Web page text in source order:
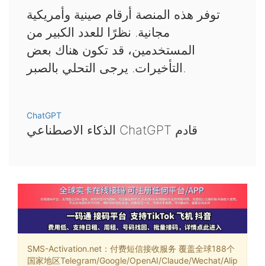
توفر هذه المنصة أرقام صينية وأمريكية
مجانية. نظرًا للعدد الكبير من
المستخدمين، قد تكون هناك بعض
التأخيرات. يرجى التحلي بالصبر.
ChatGPT
الذكاء الاصطناعي ChatGPT قادم
SMS-Activation.net：付费短信接收服务 覆盖全球188个
国家地区Telegram/Google/OpenAI/Claude/Wechat/Alip